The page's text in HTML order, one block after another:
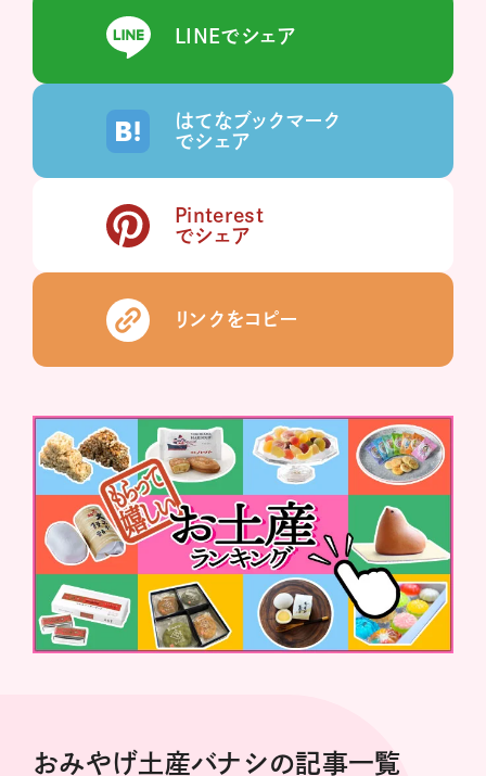
LINEでシェア
はてなブックマーク
でシェア
Pinterest
でシェア
リンクをコピー
おみやげ土産バナシの記事一覧